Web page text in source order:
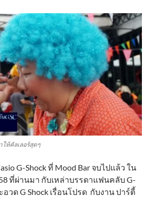
ห้คัลเลอร์สุดๆ
G-Shock ที่ Mood Bar จบไปแล้ว ใน
ที่ผ่านมา กับเหล่าบรรดาแฟนคลับ G-
อวด G Shock เรื่อนโปรด กับงาน ปาร์ตี้